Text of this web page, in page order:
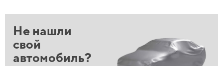
Не нашли
свой
автомобиль?